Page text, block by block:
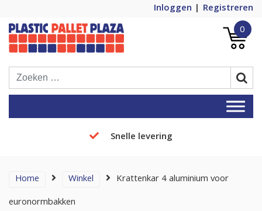
Inloggen
Registreren
Plastic Pallet Plaza
Plastic Pallets Plaza, de nummer 1 in
Europa!
0
Snelle levering
Home Winkel
Krattenkar 4 aluminium voor
euronormbakken